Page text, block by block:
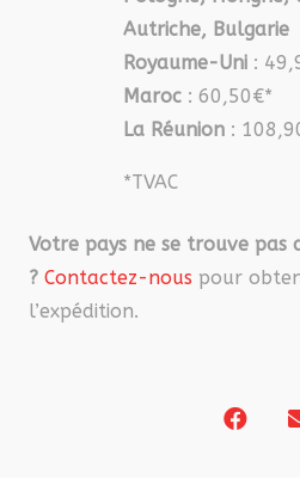
Autriche, Bulgarie
Royaume-Uni :
Maroc : 60,50€*
La Réunion :
*TVAC
Votre pays ne se trouve pas
? Contactez-nous pour
l’expédition.